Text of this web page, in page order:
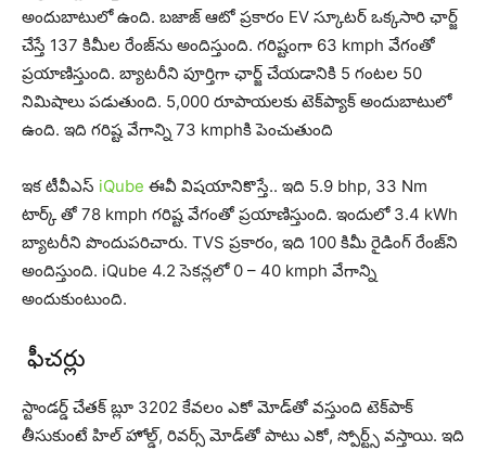
అందుబాటులో ఉంది. బజాజ్ ఆటో ప్రకారం EV స్కూటర్ ఒక్కసారి ఛార్జ్
చేస్తే 137 కిమీల రేంజ్‌ను అందిస్తుంది. గరిష్టంగా 63 kmph వేగంతో
ప్ర‌యాణిస్తుంది. బ్యాటరీని పూర్తిగా ఛార్జ్ చేయడానికి 5 గంటల 50
నిమిషాలు పడుతుంది. 5,000 రూపాయలకు టెక్‌ప్యాక్ అందుబాటులో
ఉంది. ఇది గరిష్ట వేగాన్ని 73 kmphకి పెంచుతుంది
ఇక టీవీఎస్ iQube ఈవీ విషయానికొస్తే.. ఇది 5.9 bhp, 33 Nm
టార్క్ తో 78 kmph గరిష్ట వేగంతో ప్ర‌యాణిస్తుంది. ఇందులో 3.4 kWh
బ్యాటరీని పొందుప‌రిచారు. TVS ప్రకారం, ఇది 100 కిమీ రైడింగ్ రేంజ్‌ని
అందిస్తుంది. iQube 4.2 సెకన్లలో 0 – 40 kmph వేగాన్ని
అందుకుంటుంది.
ఫీచర్లు
స్టాండ‌ర్డ్‌ చేతక్ బ్లూ 3202 కేవ‌లం ఎకో మోడ్‌తో వస్తుంది టెక్‌పాక్
తీసుకుంటే హిల్ హోల్డ్, రివర్స్ మోడ్‌తో పాటు ఎకో, స్పోర్ట్స్ వ‌స్తాయి. ఇది